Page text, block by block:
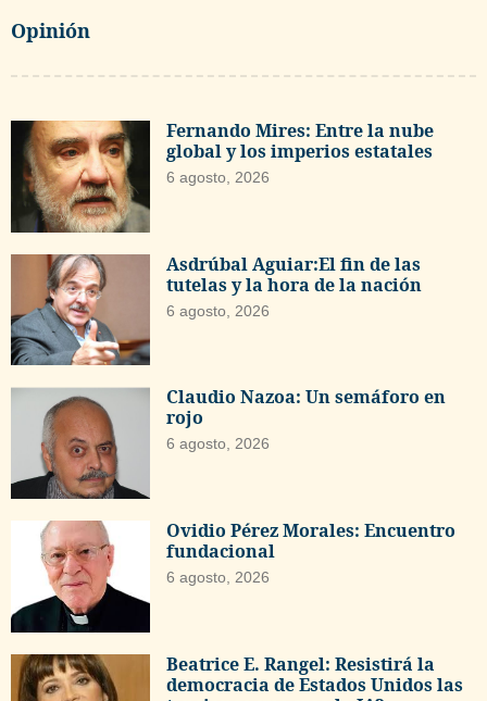
Opinión
Fernando Mires: Entre la nube
global y los imperios estatales
6 agosto, 2026
Asdrúbal Aguiar:El fin de las
tutelas y la hora de la nación
6 agosto, 2026
Claudio Nazoa: Un semáforo en
rojo
6 agosto, 2026
Ovidio Pérez Morales: Encuentro
fundacional
6 agosto, 2026
Beatrice E. Rangel: Resistirá la
democracia de Estados Unidos las